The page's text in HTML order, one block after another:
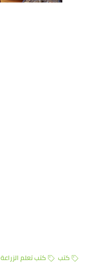
كتب كتب تعلم الزراعة